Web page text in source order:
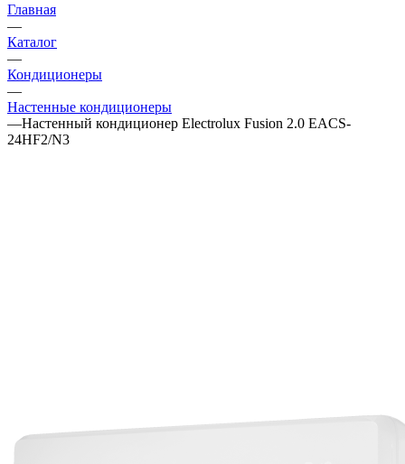
Главная
—
Каталог
—
Кондиционеры
—
Настенные кондиционеры
—Настенный кондиционер Electrolux Fusion 2.0 EACS-
24HF2/N3